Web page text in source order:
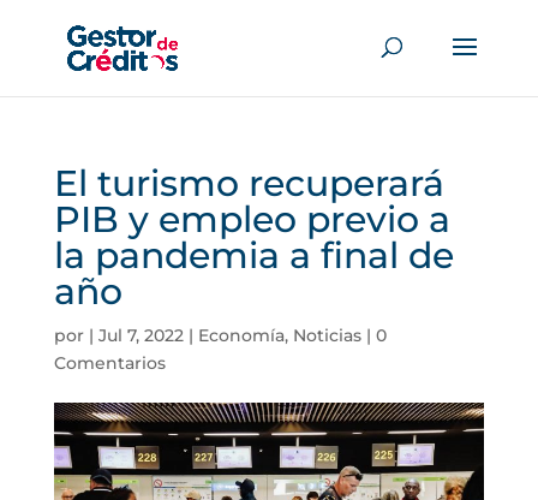
El turismo recuperará
PIB y empleo previo a
la pandemia a final de
año
por | Jul 7, 2022| Economía, Noticias| 0
Comentarios